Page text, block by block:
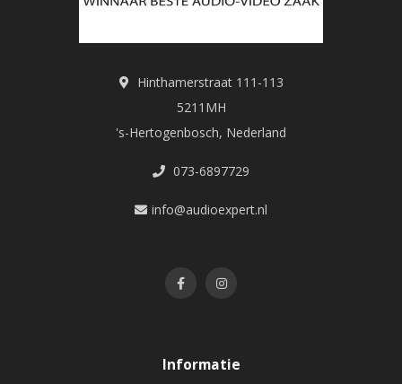
Hinthamerstraat 111-113
5211MH
's-Hertogenbosch, Nederland
073-6897729
info@audioexpert.nl
Informatie